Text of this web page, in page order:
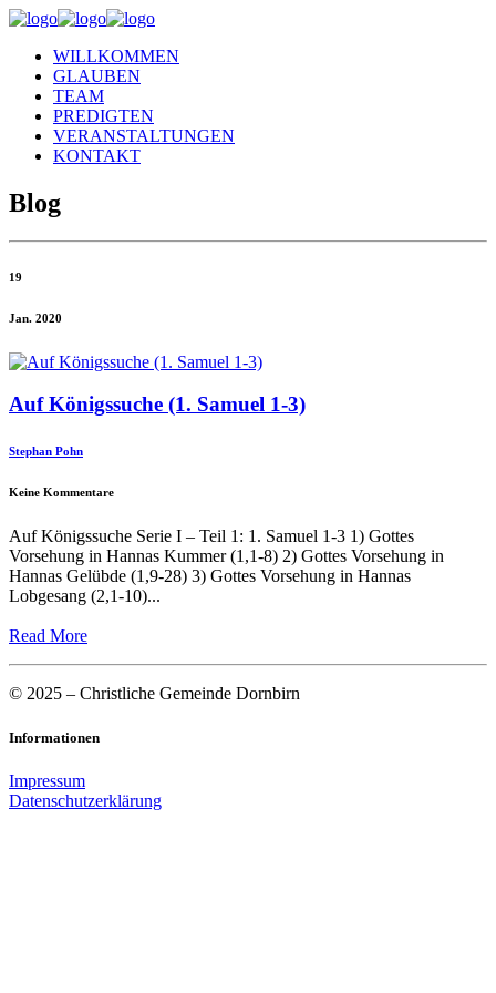
WILLKOMMEN
GLAUBEN
TEAM
PREDIGTEN
VERANSTALTUNGEN
KONTAKT
Blog
19
Jan. 2020
Auf Königssuche (1. Samuel 1-3)
Stephan Pohn
Keine Kommentare
Auf Königssuche Serie I – Teil 1: 1. Samuel 1-3 1) Gottes
Vorsehung in Hannas Kummer (1,1-8) 2) Gottes Vorsehung in
Hannas Gelübde (1,9-28) 3) Gottes Vorsehung in Hannas
Lobgesang (2,1-10)...
Read More
© 2025 – Christliche Gemeinde Dornbirn
Informationen
Impressum
Datenschutzerklärung